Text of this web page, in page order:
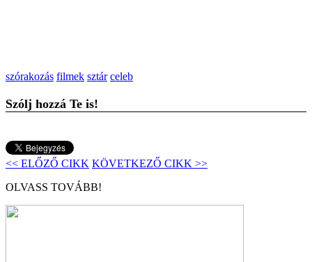
szórakozás filmek sztár celeb
Szólj hozzá Te is!
<< ELŐZŐ CIKK KÖVETKEZŐ CIKK >>
OLVASS TOVÁBB!